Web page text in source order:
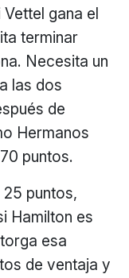
gana el
terminar
Necesita un
las dos
de
Hermanos
puntos.
puntos,
Hamilton es
esa
de ventaja y